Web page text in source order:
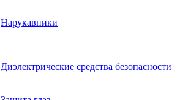
Нарукавники
Диэлектрические средства безопасности